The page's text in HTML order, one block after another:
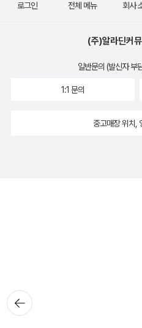
뒤로가
기
로그인 전체 메뉴 회사
(주)알라딘커
일반문의 (발신자 부
1:1 문의
중고매장 위치,